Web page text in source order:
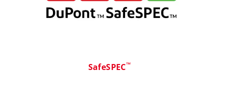
SafeSPEC™